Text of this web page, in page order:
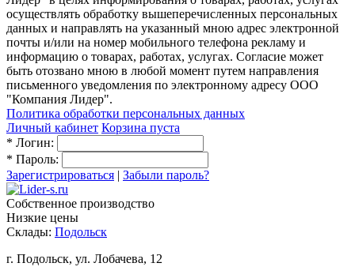
осуществлять обработку вышеперечисленных персональных
данных и направлять на указанный мною адрес электронной
почты и/или на номер мобильного телефона рекламу и
информацию о товарах, работах, услугах. Согласие может
быть отозвано мною в любой момент путем направления
письменного уведомления по электронному адресу ООО
"Компания Лидер".
Политика обработки персональных данных
Личный кабинет Корзина пуста
* Логин:
* Пароль:
Зарегистрироваться | Забыли пароль?
Собственное производство
Низкие цены
Склады: Подольск
г. Подольск, ул. Лобачева, 12